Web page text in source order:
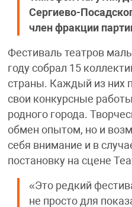
Сергиево-
член фракции
Фестиваль театров
году собрал 15
страны. Каждый из них
свои конкурсные
родного города.
обмен опытом, но и
себя внимание и в
постановку на сцене
«Это редкий
не просто для